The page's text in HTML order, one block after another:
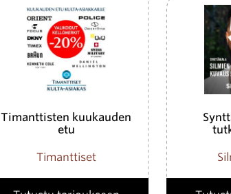
Timanttisten kuukauden
etu
Timanttiset